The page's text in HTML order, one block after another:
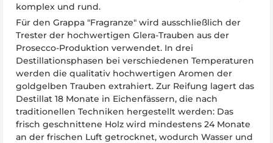
komplex und rund.
Für den Grappa "Fragranze" wird ausschließlich der
Trester der hochwertigen Glera-Trauben aus der
Prosecco-Produktion verwendet. In drei
Destillationsphasen bei verschiedenen Temperaturen
werden die qualitativ hochwertigen Aromen der
goldgelben Trauben extrahiert. Zur Reifung lagert das
Destillat 18 Monate in Eichenfässern, die nach
traditionellen Techniken hergestellt werden: Das
frisch geschnittene Holz wird mindestens 24 Monate
an der frischen Luft getrocknet, wodurch Wasser und